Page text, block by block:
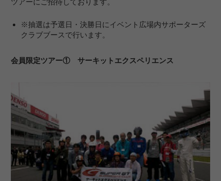
ツアーにご招待しております。
※抽選は予選日・決勝日にイベント広場内サポーターズ
クラブブースで行います。
会員限定ツアー① サーキットエクスペリエンス